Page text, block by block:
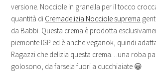
versione. Nocciole in granella per il tocco
quantità di Cremadelizia Nocciole suprema
da Babbi. Questa crema è prodotta
piemonte IGP ed è anche veganok, quindi
Ragazzi che delizia questa crema…una roba
golosono, da farsela fuori a cucchiaiate 😀